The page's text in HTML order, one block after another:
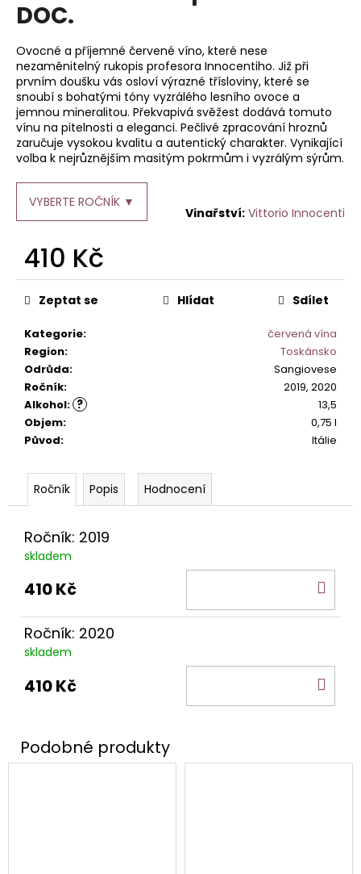
0,0
5
hvězdiček.
DOC.
Ovocné a příjemné červené víno, které nese
nezaměnitelný rukopis profesora Innocentiho. Již při
prvním doušku vás osloví výrazné třísloviny, které se
snoubí s bohatými tóny vyzrálého lesního ovoce a
jemnou mineralitou. Překvapivá svěžest dodává tomuto
vínu na pitelnosti a eleganci. Pečlivé zpracování hroznů
zaručuje vysokou kvalitu a autentický charakter. Vynikající
volba k nejrůznějším masitým pokrmům i vyzrálým sýrům.
VYBERTE ROČNÍK ▼
Vittorio Innocenti
410 Kč
Měrná
cena:
Kategorie:
červená vína
Region:
Toskánsko
Odrůda:
Sangiovese
Ročník: 2019, 2020
?
Alkohol:
13,5
Objem:
0,75 l
Původ: Itálie
Zeptat se Hlídat Sdílet
Popis Hodnocení
Ročník: 2019
skladem
410 Kč
Ročník: 2020
skladem
410 Kč
a
j
í
t
?
HLEDAT
D
o
p
o
u
č
u
e
m
ALTA
MORA
DOC.
Kč